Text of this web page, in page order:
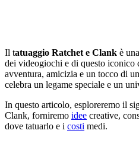
Il tatuaggio Ratchet e Clank è
dei videogiochi e di questo iconico
avventura, amicizia e un tocco di
celebra un legame speciale e un
In questo articolo, esploreremo il
Clank, forniremo idee creative,
dove tatuarlo e i costi medi.